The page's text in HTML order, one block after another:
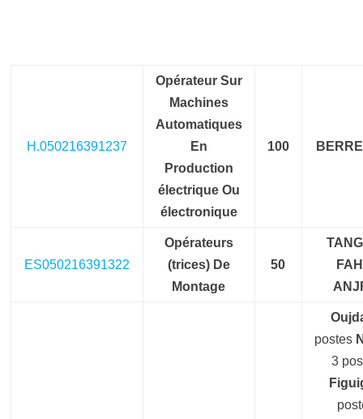
H.050216391237
Opérateur Sur
Machines
Automatiques
En
Production
électrique Ou
électronique
100
ES050216391322
Opérateurs
(trices) De
Montage
50
postes
3